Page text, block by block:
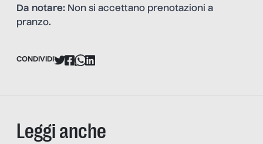
Da notare: Non si accettano prenotazioni a
pranzo.
CONDIVIDI
Leggi anche